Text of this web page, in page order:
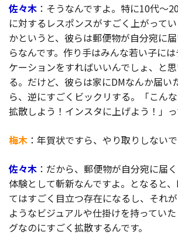
佐々木 ：そうなんですよ。特に10代～
に対するレスポンスがすごく上がって
かというと、彼らは郵便物が自分宛に
らなんです。作り手はみんな若い子に
ケーションをすればいいんでしょ、と
る。だけど、彼らは家にDMなんか届い
ら、逆にすごくビックリする。「こん
拡散しよう！インスタに上げよう！」っ
梅木 ：年賀状ですら、やり取りしないで
佐々木 ：だから、郵便物が自分宛に届
体験として斬新なんですよ。となると
てはすごく目立つ存在になるし、それ
ようなビジュアルや仕掛けを持ってい
グなのにすごく拡散するんです。